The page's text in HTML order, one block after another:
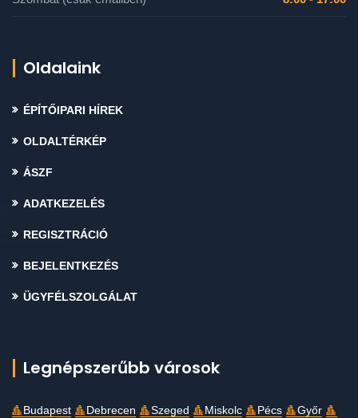
Oldalaink
ÉPÍTŐIPARI HÍREK
OLDALTÉRKÉP
ÁSZF
ADATKEZELÉS
REGISZTRÁCIÓ
BEJELENTKEZÉS
ÜGYFÉLSZOLGÁLAT
Legnépszerűbb városok
Budapest Debrecen Szeged Miskolc Pécs
Győr